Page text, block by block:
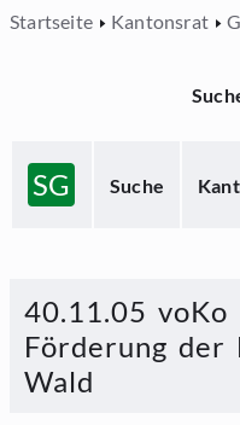
Startseite Kantonsrat
SG Suche
40.11.05 voKo
Förderung
Wald